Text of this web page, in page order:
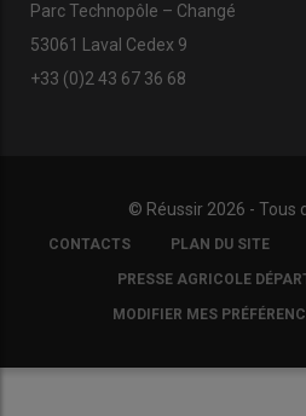
Parc Technopôle – Changé
53061 Laval Cedex 9
+33 (0)2 43 67 36 68
© Réussir 2026 - Tous
FOOTER
COPYRIGHT
CONTACTS PLAN DU SITE
PRESSE AGRICOLE
MODIFIER MES